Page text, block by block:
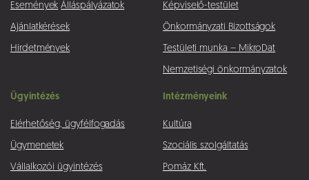
Események Álláspályázatok
Ajánlatkérések
Hirdetmények
Képviselő-testület
Önkormányzati Bizottságok
Testületi munka – MikroDat
Nemzetiségi önkormányzatok
Ügyintézés
Elérhetőség, ügyfélfogadás
Ügymenetek
Vállalkozói ügyintézés
Intézményeink
Kultúra
Szociális szolgáltatás
Pomáz Kft.